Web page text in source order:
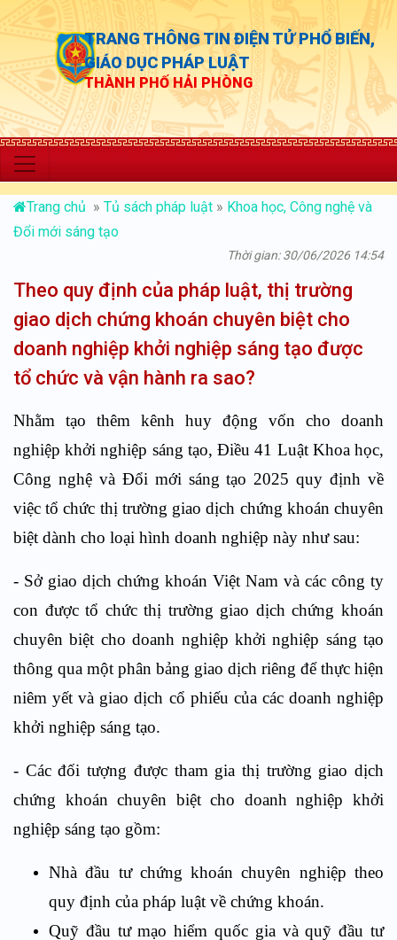
TRANG THÔNG TIN ĐIỆN TỬ PHỔ BIẾN,
GIÁO DỤC PHÁP LUẬT
THÀNH PHỐ HẢI PHÒNG
Trang chủ » Tủ sách pháp luật » Khoa học, Công nghệ và
Đổi mới sáng tạo
Thời gian: 30/06/2026 14:54
Theo quy định của pháp luật, thị trường
giao dịch chứng khoán chuyên biệt cho
doanh nghiệp khởi nghiệp sáng tạo được
tổ chức và vận hành ra sao?
Nhằm tạo thêm kênh huy động vốn cho doanh
nghiệp khởi nghiệp sáng tạo,Điều 41 Luật Khoa học,
Công nghệ và Đổi mới sáng tạo 2025 quy định về
việc tổ chức thị trường giao dịch chứng khoán chuyên
biệt dành cho loại hình doanh nghiệp này như sau:
- Sở giao dịch chứng khoán Việt Nam và các công ty
con được tổ chức thị trường giao dịch chứng khoán
chuyên biệt cho doanh nghiệp khởi nghiệp sáng tạo
thông qua một phân bảng giao dịch riêng để thực hiện
niêm yết và giao dịch cổ phiếu của các doanh nghiệp
khởi nghiệp sáng tạo.
- Các đối tượng được tham gia thị trường giao dịch
chứng khoán chuyên biệt cho doanh nghiệp khởi
nghiệp sáng tạo gồm:
Nhà đầu tư chứng khoán chuyên nghiệp theo
quy định của pháp luật về chứng khoán.
Quỹ đầu tư mạo hiểm quốc gia và quỹ đầu tư